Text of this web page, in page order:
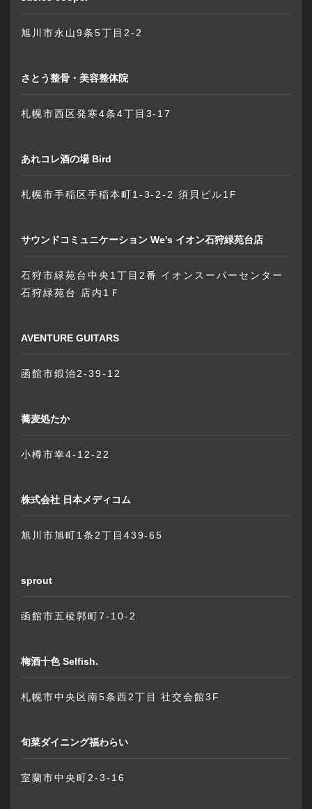
旭川市永山9条5丁目2-2
さとう整骨・美容整体院
札幌市西区発寒4条4丁目3-17
あれコレ酒の場 Bird
札幌市手稲区手稲本町1-3-2-2 須貝ビル1F
サウンドコミュニケーション We's イオン石狩緑苑台店
石狩市緑苑台中央1丁目2番 イオンスーパーセンター
石狩緑苑台 店内1Ｆ
AVENTURE GUITARS
函館市鍛治2-39-12
蕎麦処たか
小樽市幸4-12-22
株式会社 日本メディコム
旭川市旭町1条2丁目439-65
sprout
函館市五稜郭町7-10-2
梅酒十色 Selfish.
札幌市中央区南5条西2丁目 社交会館3F
旬菜ダイニング福わらい
室蘭市中央町2-3-16